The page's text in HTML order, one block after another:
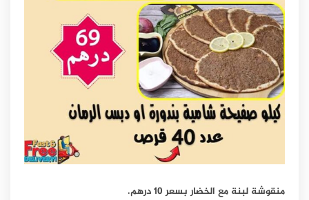
منقوشة لبنة مع الخضار بسعر 10 درهم.